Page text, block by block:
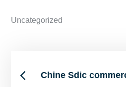
Uncategorized
PostChine Sdic